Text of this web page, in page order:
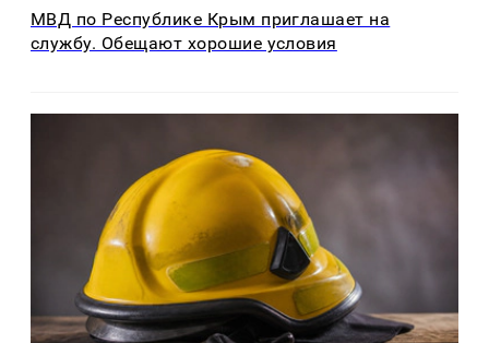
МВД по Республике Крым приглашает на
службу. Обещают хорошие условия